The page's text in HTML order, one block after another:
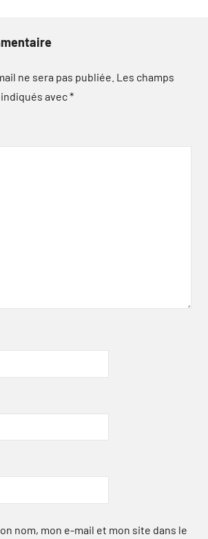
ne sera pas publiée. Les champs
avec*
nom, mon e-mail et mon site dans le